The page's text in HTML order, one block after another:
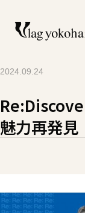
魅力再発見
2024.09.24